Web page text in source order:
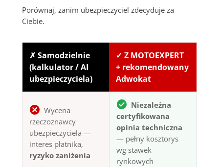
Porównaj, zanim ubezpieczyciel zdecyduje za
Ciebie.
✗ Samodzielnie
(kalkulator / AI
ubezpieczyciela)
✓ Z MOTOEXPERT
+ rekomendowany
Adwokat
Wycena
rzeczoznawcy
ubezpieczyciela —
interes płatnika,
ryzyko zaniżenia
Niezależna
certyfikowana
opinia techniczna
— pełny kosztorys
wg stawek
rynkowych